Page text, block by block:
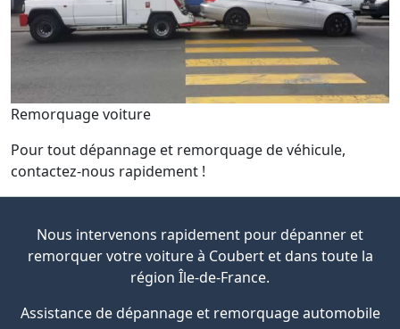
Remorquage voiture
Pour tout dépannage et remorquage de véhicule,
contactez-nous rapidement !
Nous intervenons rapidement pour dépanner et
remorquer votre voiture à Coubert et dans toute la
région Île-de-France.
Assistance de dépannage et remorquage automobile